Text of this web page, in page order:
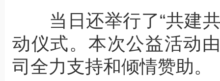
当日还举行了“共建共
动仪式。本次公益活动
司全力支持和倾情赞助。